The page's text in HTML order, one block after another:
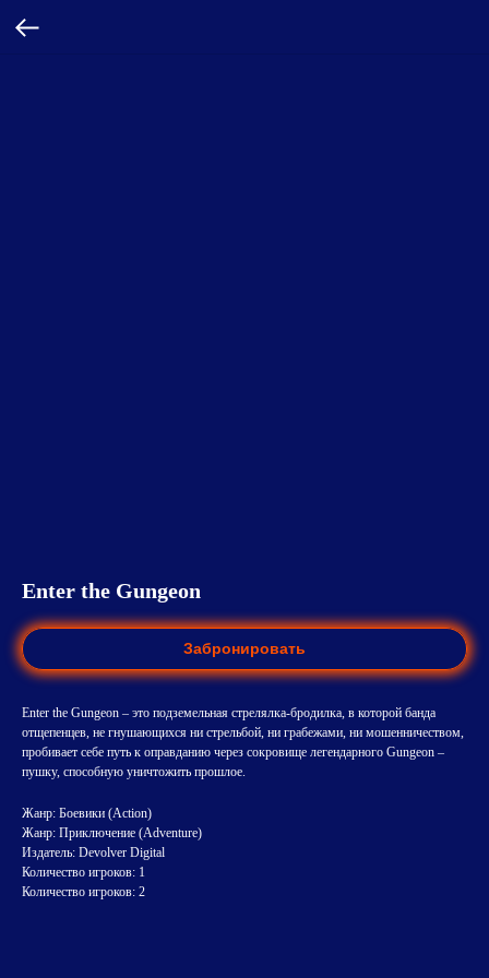
Enter the Gungeon
Забронировать
Enter the Gungeon – это подземельная стрелялка-бродилка, в которой банда
отщепенцев, не гнушающихся ни стрельбой, ни грабежами, ни мошенничеством,
пробивает себе путь к оправданию через сокровище легендарного Gungeon –
пушку, способную уничтожить прошлое.
Жанр: Боевики (Action)
Жанр: Приключение (Adventure)
Издатель: Devolver Digital
Количество игроков: 1
Количество игроков: 2